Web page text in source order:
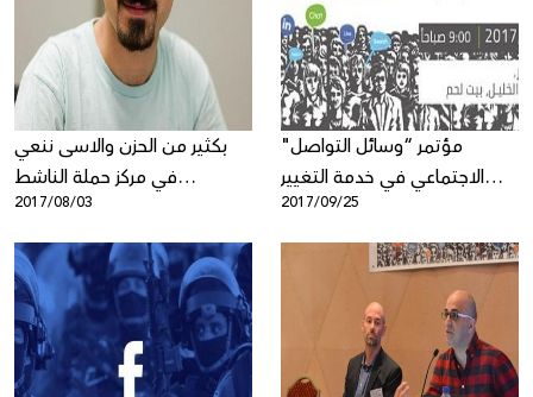
بكثير من الحزن والاسى ننعي
في مركز حملة الناشط
الفلسطيني السوري باسل
خرطبيل صفدي
2017/08/03
"مؤتمر “وسائل التواصل
الاجتماعي في خدمة التغيير
2017/09/25